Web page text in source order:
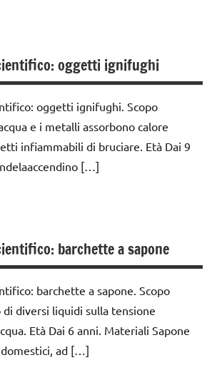
oggetti ignifughi
oggetti ignifughi. Scopo
e i metalli assorbono calore
infiammabili di bruciare. Età Dai 9
[…]
barchette a sapone
barchette a sapone. Scopo
diversi liquidi sulla tensione
Età Dai 6 anni. Materiali Sapone
ad […]